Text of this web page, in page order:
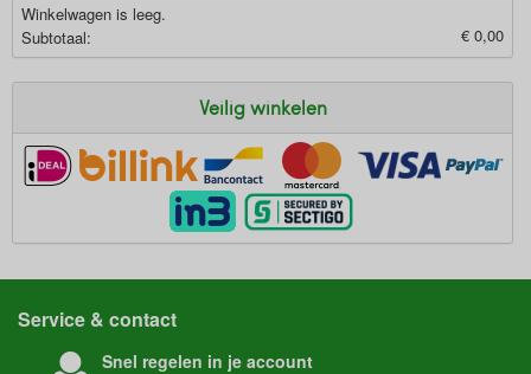
Winkelwagen is leeg.
Subtotaal:
€ 0,00
Veilig winkelen
Service & contact
Snel regelen in je account